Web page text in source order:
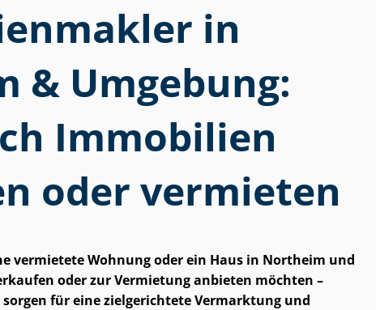
in
& Umgebung:
Immobilien
oder vermieten
vermietete Wohnung oder ein Haus in Northeim und
oder zur Vermietung anbieten möchten –
für eine zielgerichtete Vermarktung und